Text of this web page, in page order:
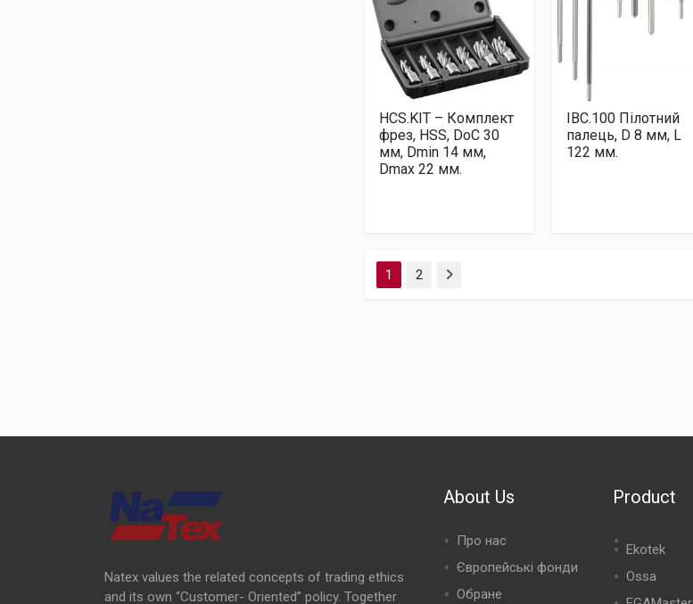
HCS.KIT – Комплект
фрез, HSS, DoC 30
мм, Dmin 14 мм,
Dmax 22 мм.
IBC.100 Пілотний
палець, D 8 мм, L
122 мм.
1 2 Next
Natex values the related concepts of trading ethics
and its own “Customer- Oriented” policy. Together
About Us
Про нас
Європейські фонди
Обране
Product
Ekotek
Ossa